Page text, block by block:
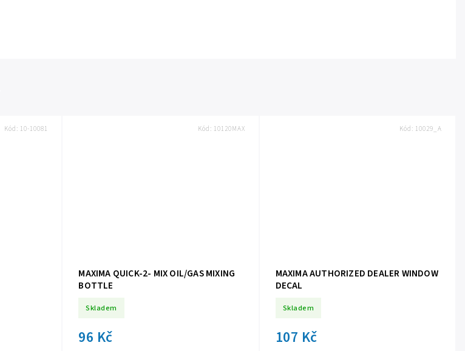
Kód: 10-10081
MAXIMA QUICK-2- MIX OIL/GAS MIXING
BOTTLE
Skladem
96 Kč
Kód: 10120MAX
MAXIMA AUTHORIZED DEALER WINDOW
DECAL
Skladem
107 Kč
Kód: 10029_A